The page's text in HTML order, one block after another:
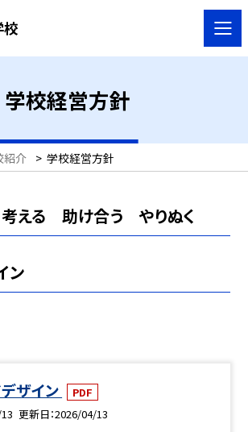
校
学校経営方針
紹介 > 学校経営方針
る 助け合う やりぬく
ン
ザイン
PDF
更新日 2026/04/13